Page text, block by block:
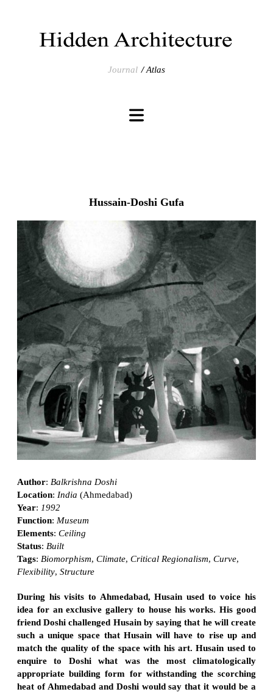
Journal Atlas
Hussain-Doshi Gufa
Author: Balkrishna Doshi
Location: India (Ahmedabad)
Year: 1992
Function: Museum
Elements: Ceiling
Status: Built
Tags: Biomorphism, Climate, Critical Regionalism, Curve,
Flexibility, Structure
During his visits to Ahmedabad, Husain used to voice his
idea for an exclusive gallery to house his works. His good
friend Doshi challenged Husain by saying that he will create
such a unique space that Husain will have to rise up and
match the quality of the space with his art. Husain used to
enquire to Doshi what was the most climatologically
appropriate building form for withstanding the scorching
heat of Ahmedabad and Doshi would say that it would be a